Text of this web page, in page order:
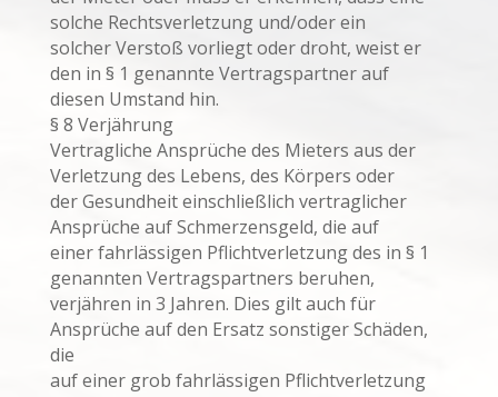
solche Rechtsverletzung und/oder ein
solcher Verstoß vorliegt oder droht, weist er
den in § 1 genannte Vertragspartner auf
diesen Umstand hin.
§ 8 Verjährung
Vertragliche Ansprüche des Mieters aus der
Verletzung des Lebens, des Körpers oder
der Gesundheit einschließlich vertraglicher
Ansprüche auf Schmerzensgeld, die auf
einer fahrlässigen Pflichtverletzung des in § 1
genannten Vertragspartners beruhen,
verjähren in 3 Jahren. Dies gilt auch für
Ansprüche auf den Ersatz sonstiger Schäden,
die
auf einer grob fahrlässigen Pflichtverletzung